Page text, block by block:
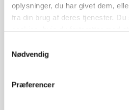
oplysninger, du har givet dem,
fra din brug af deres tjenester.
Nødvendig
Præferencer
Klimastald
6100, Haderslev
Alsidig Håndværker søges